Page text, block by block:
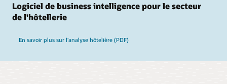
Logiciel de business intelligence pour le secteur
de l'hôtellerie
En savoir plus sur l'analyse hôtelière (PDF)